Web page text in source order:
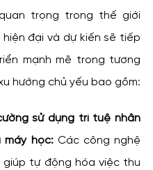
trọng trong thế giới
hiện đại và dự kiến sẽ tiếp
mạnh mẽ trong tương
hướng chủ yếu bao gồm:
sử dụng trí tuệ nhân
máy học: Các công nghệ
giúp tự động hóa việc thu